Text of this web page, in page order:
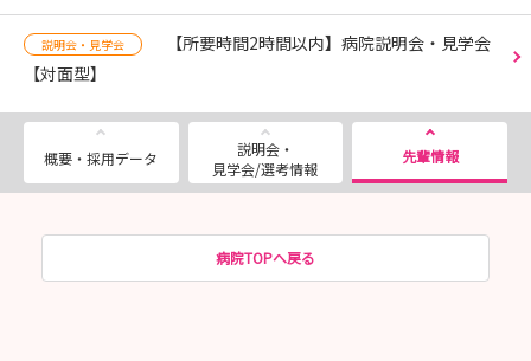
説明会・見学会
【所要時間2時間以内】病院説明会・見学会
【対面型】
概要・採用データ
説明会・
見学会/選考情報
先輩情報
病院TOPへ戻る